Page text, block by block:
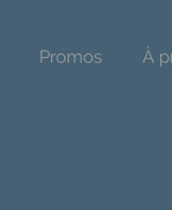
Promos À